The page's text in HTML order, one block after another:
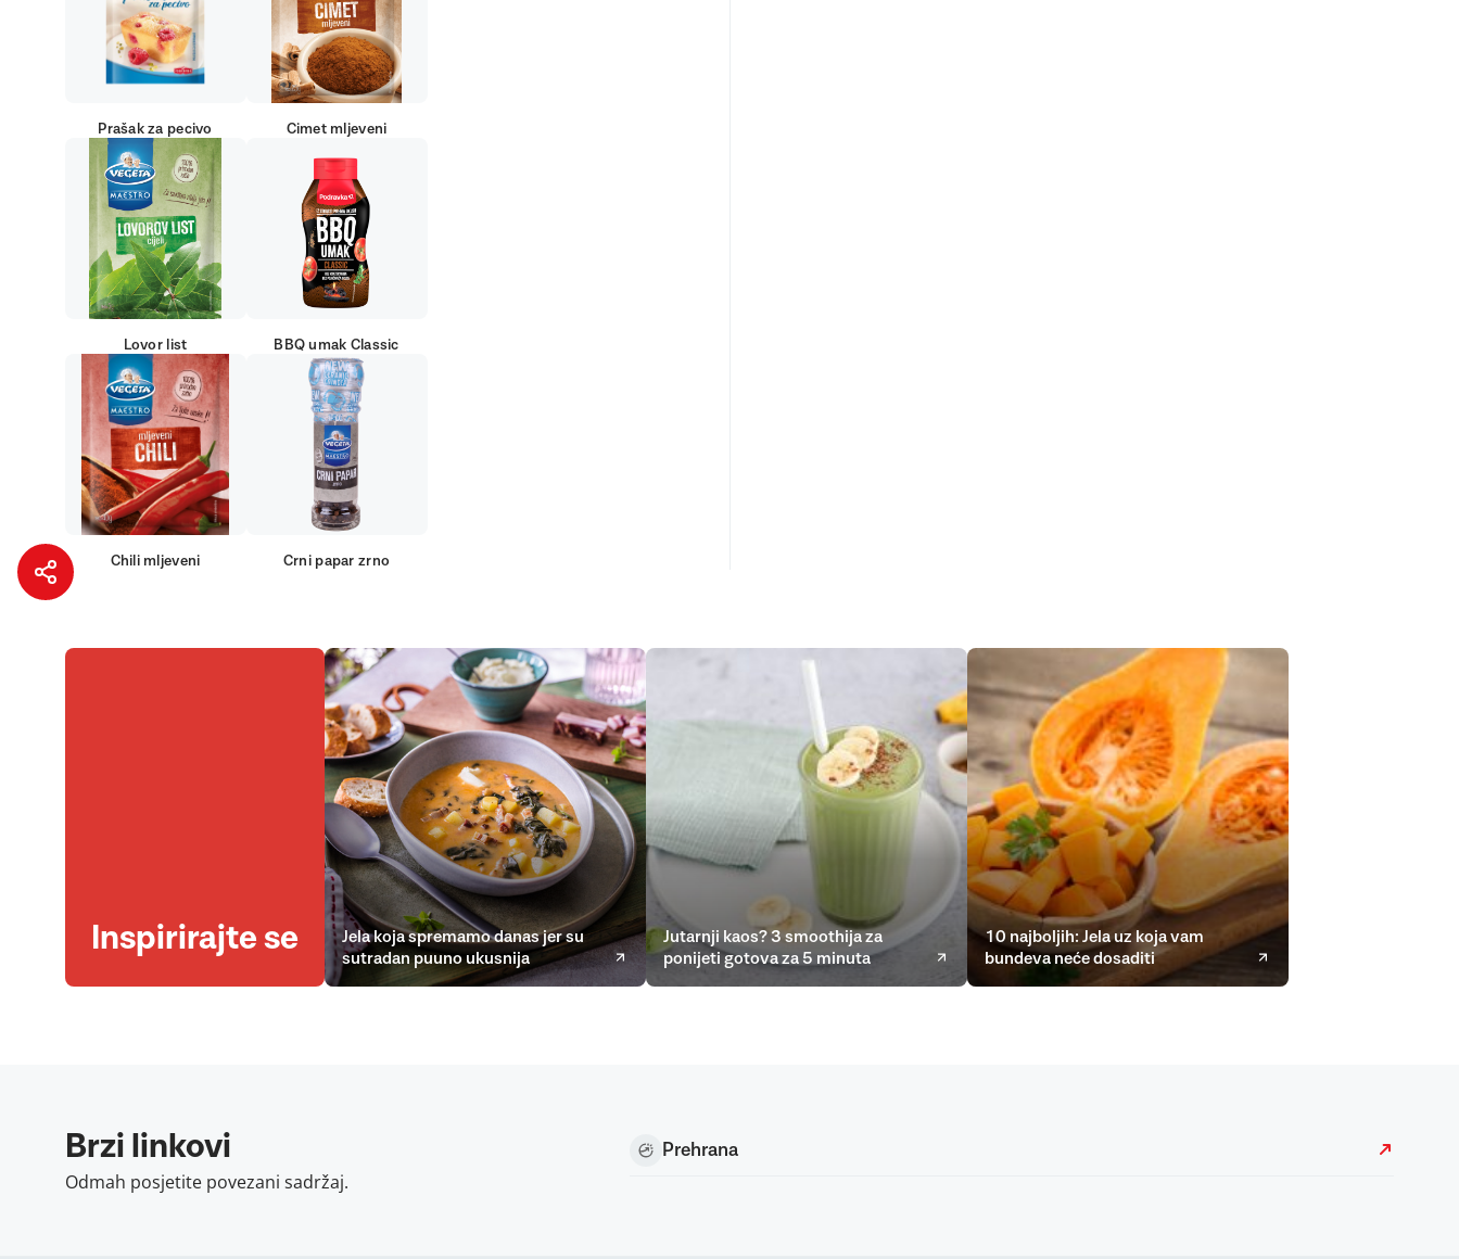
Prašak za pecivo Cimet mljeveni
Lovor list BBQ umak Classic
Chili mljeveni Crni papar zrno
Inspirirajte se
Jela koja spremamo danas jer su
sutradan puuno ukusnija
Jutarnji kaos? 3 smoothija za
ponijeti gotova za 5 minuta
10 najboljih: Jela uz koja vam
bundeva neće dosaditi
Brzi linkovi
Odmah posjetite povezani sadržaj.
Prehrana